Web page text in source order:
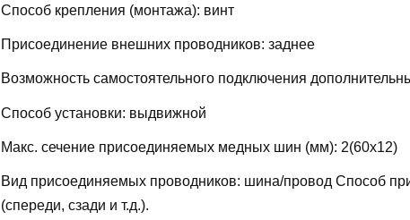
Способ крепления (монтажа): винт
Присоединение внешних проводников: заднее
Возможность самостоятельного подключения
Способ установки: выдвижной
Макс. сечение присоединяемых медных шин (мм): 2(60х12)
Вид присоединяемых проводников: шина/провод Способ
(спереди, сзади и т.д.).